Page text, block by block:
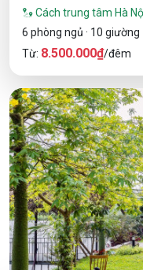
Cách trung tâm Hà
6 phòng ngủ · 10 giường
Từ: 8.500.000₫/đêm